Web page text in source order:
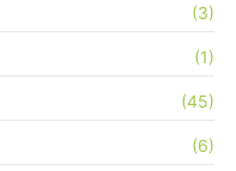
(3)
(1)
(45)
(6)